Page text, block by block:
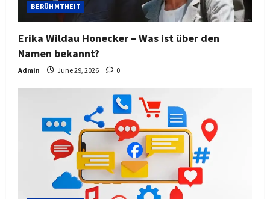
BERÜHMTHEIT
Erika Wildau Honecker – Was ist über den
Namen bekannt?
Admin June 29, 2026 0